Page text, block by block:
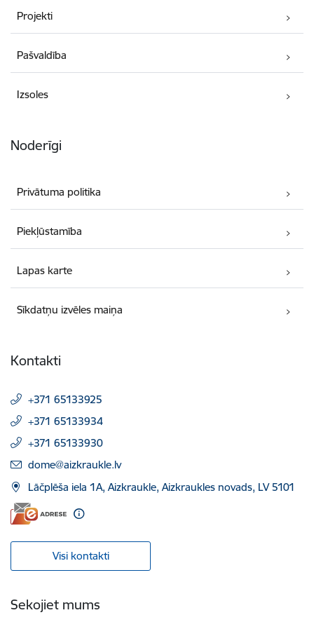
Projekti
Pašvaldība
Izsoles
Noderīgi
Privātuma politika
Piekļūstamība
Lapas karte
Sīkdatņu izvēles maiņa
Kontakti
+371 65133925
+371 65133934
+371 65133930
E-pasts:
dome@aizkraukle.lv
Lāčplēša iela 1A, Aizkraukle, Aizkraukles novads, LV 5101
Visi kontakti
Sekojiet mums